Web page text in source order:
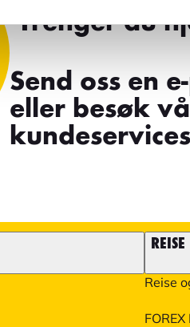
Trenger du
Send oss en
eller besøk
REISE
Reise